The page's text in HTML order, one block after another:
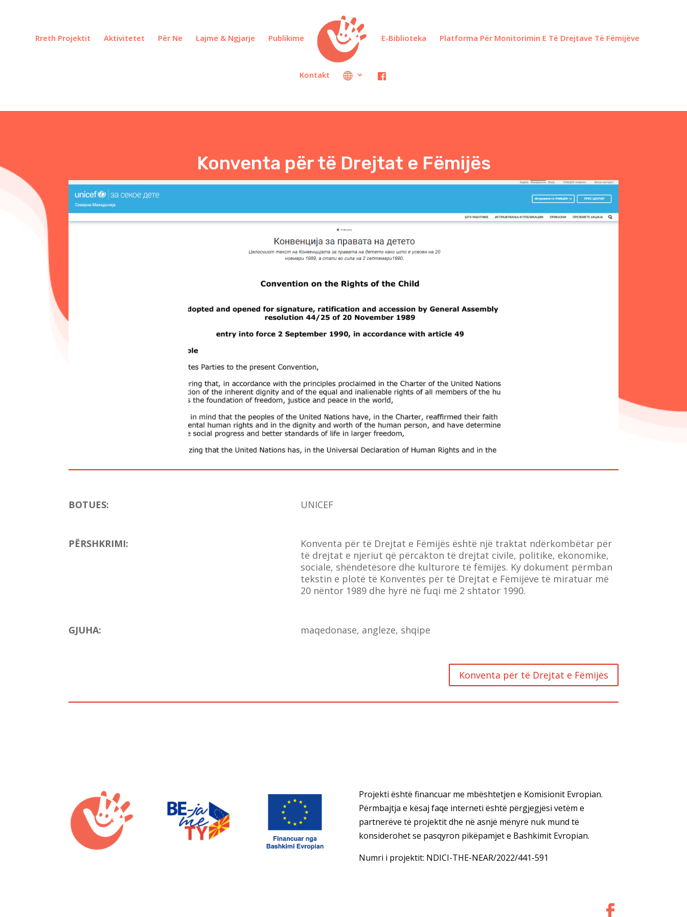
Rreth Projektit Aktivitetet Për Ne Lajme & Ngjarje Publikime E-Biblioteka Platforma Për Monitorimin E Të Drejtave Të Fëmijëve
Kontakt
Konventa për të Drejtat e Fëmijës
BOTUES: UNICEF
PËRSHKRIMI:
Konventa për të Drejtat e Fëmijës është një traktat ndërkombëtar për
të drejtat e njeriut që përcakton të drejtat civile, politike, ekonomike,
sociale, shëndetësore dhe kulturore të fëmijës. Ky dokument përmban
tekstin e plotë të Konventës për të Drejtat e Fëmijëve të miratuar më
20 nëntor 1989 dhe hyrë në fuqi më 2 shtator 1990.
GJUHA: maqedonase, angleze, shqipe
Konventa për të Drejtat e Fëmijës
Projekti është financuar me mbështetjen e Komisionit Evropian.
Përmbajtja e kësaj faqe interneti është përgjegjësi vetëm e
partnerëve të projektit dhe në asnjë mënyrë nuk mund të
konsiderohet se pasqyron pikëpamjet e Bashkimit Evropian.
Numri i projektit: NDICI-THE-NEAR/2022/441-591